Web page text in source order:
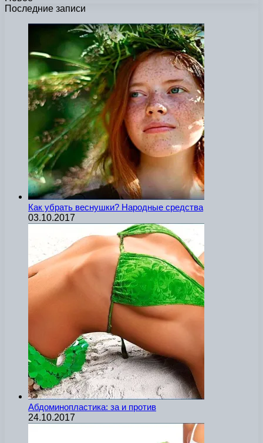
Последние записи
Как убрать веснушки? Народные средства
03.10.2017
Абдоминопластика: за и против
24.10.2017